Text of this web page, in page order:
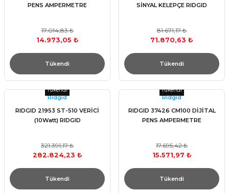
PENS AMPERMETRE
17.014,83 ₺
14.973,05 ₺
Tükendi
SİNYAL KELEPÇE RIDGID
81.671,17 ₺
71.870,63 ₺
Tükendi
Tükendi
Rıdgıd
RIDGID 21953 ST-510 VERİCİ
(10Watt) RIDGID
321.391,17 ₺
282.824,23 ₺
Tükendi
Tükendi
Rıdgıd
RIDGID 37426 CM100 DİJİTAL
PENS AMPERMETRE
17.695,42 ₺
15.571,97 ₺
Tükendi